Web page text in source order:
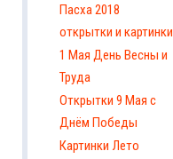
Пасха 2018
открытки и картинки
1 Мая День Весны и
Труда
Открытки 9 Мая с
Днём Победы
Картинки Лето